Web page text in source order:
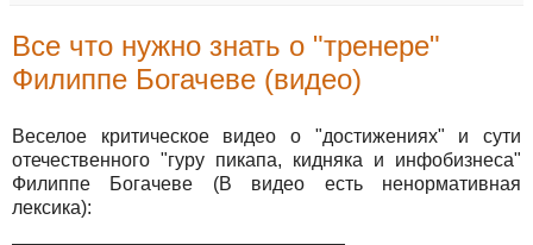
Все что нужно знать о "тренере"
Филиппе Богачеве (видео)
Веселое критическое видео о "достижениях" и сути
отечественного "гуру пикапа, кидняка и инфобизнеса"
Филиппе Богачеве (В видео есть ненормативная
лексика):